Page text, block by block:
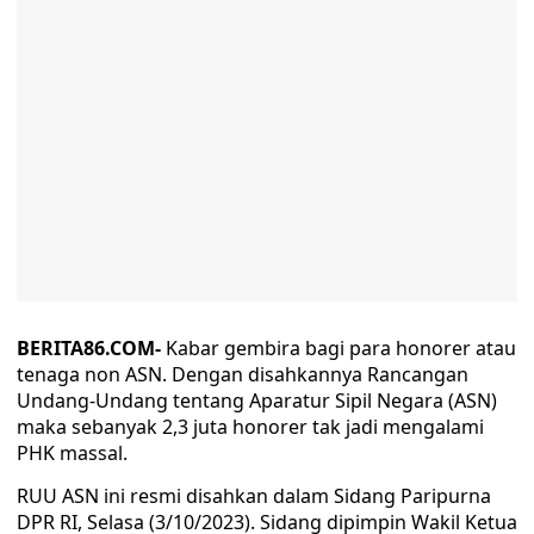
BERITA86.COM- Kabar gembira bagi para honorer atau
tenaga non ASN. Dengan disahkannya Rancangan
Undang-Undang tentang Aparatur Sipil Negara (ASN)
maka sebanyak 2,3 juta honorer tak jadi mengalami
PHK massal.
RUU ASN ini resmi disahkan dalam Sidang Paripurna
DPR RI, Selasa (3/10/2023). Sidang dipimpin Wakil Ketua